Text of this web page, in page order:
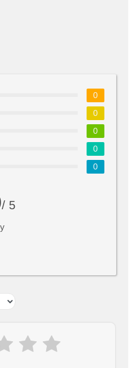
/ 5
0
0
0
0
0